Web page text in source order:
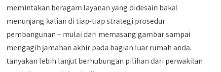
memintakan beragam layanan yang didesain bakal
menunjang kalian di tiap-tiap strategi prosedur
pembangunan – mulai dari memasang gambar sampai
mengagih jamahan akhir pada bagian luar rumah anda.
tanyakan lebih lanjut berhubungan pilihan dari perwakilan